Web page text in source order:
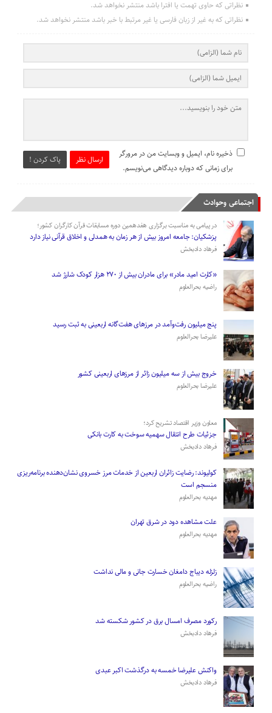
نظراتی که حاوی تهمت یا افترا باشد منتشر نخواهد شد.
نظراتی که به غیر از زبان فارسی یا غیر مرتبط با خبر باشد منتشر نخواهد شد.
ارسال نظر پاک کردن !
ذخیره نام، ایمیل و وبسایت من در مرورگر
برای زمانی که دوباره دیدگاهی می‌نویسم.
اجتماعی وحوادث
در پیامی به مناسبت برگزاری هفدهمین دوره مسابقات قرآن کارگران کشور؛
پزشکیان: جامعه امروز بیش از هر زمان به همدلی و اخلاق قرآنی نیاز دارد
فرهاد دادبخش
«کارت امید مادر» برای مادران بیش از ۲۷۰ هزار کودک شارژ شد
راضیه بحرالعلوم
پنج میلیون رفت‌وآمد در مرزهای هفت‌گانه اربعینی به ثبت رسید
علیرضا بحرالعلوم
­خروج بیش از سه میلیون زائر از مرز‌های اربعینی کشور
علیرضا بحرالعلوم
معاون وزیر اقتصاد تشریح کرد؛
جزئیات طرح انتقال سهمیه سوخت به کارت بانکی
فرهاد دادبخش
کولیوند: رضایت زائران اربعین از خدمات مرز خسروی نشان‌دهنده برنامه‌ریزی
منسجم است
مهدیه بحرالعلوم
علت مشاهده دود در شرق تهران
مهدیه بحرالعلوم
زلزله دیباج دامغان خسارت جانی و مالی نداشت
راضیه بحرالعلوم
رکورد مصرف امسال برق در کشور شکسته شد
فرهاد دادبخش
واکنش علیرضا خمسه به درگذشت اکبر عبدی
فرهاد دادبخش